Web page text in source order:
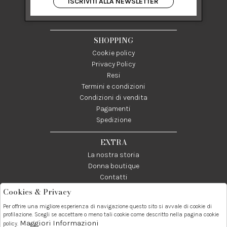
84122 Salerno Italia
P IVA 03024950655
SHOPPING
Cookie policy
Privacy Policy
Resi
Termini e condizioni
Condizioni di vendita
Pagamenti
Spedizione
EXTRA
La nostra storia
Donna boutique
Contatti
Telefono:
089237858
Whatsapp:
3338855601
Contatti:
info@donna1981.it
Cookies & Privacy
Per offrire una migliore esperienza di navigazione questo sito si avvale di cookie di
profilazione. Scegli se accettare o meno tali cookie come descritto nella pagina cookie
policy. Maggiori Informazioni